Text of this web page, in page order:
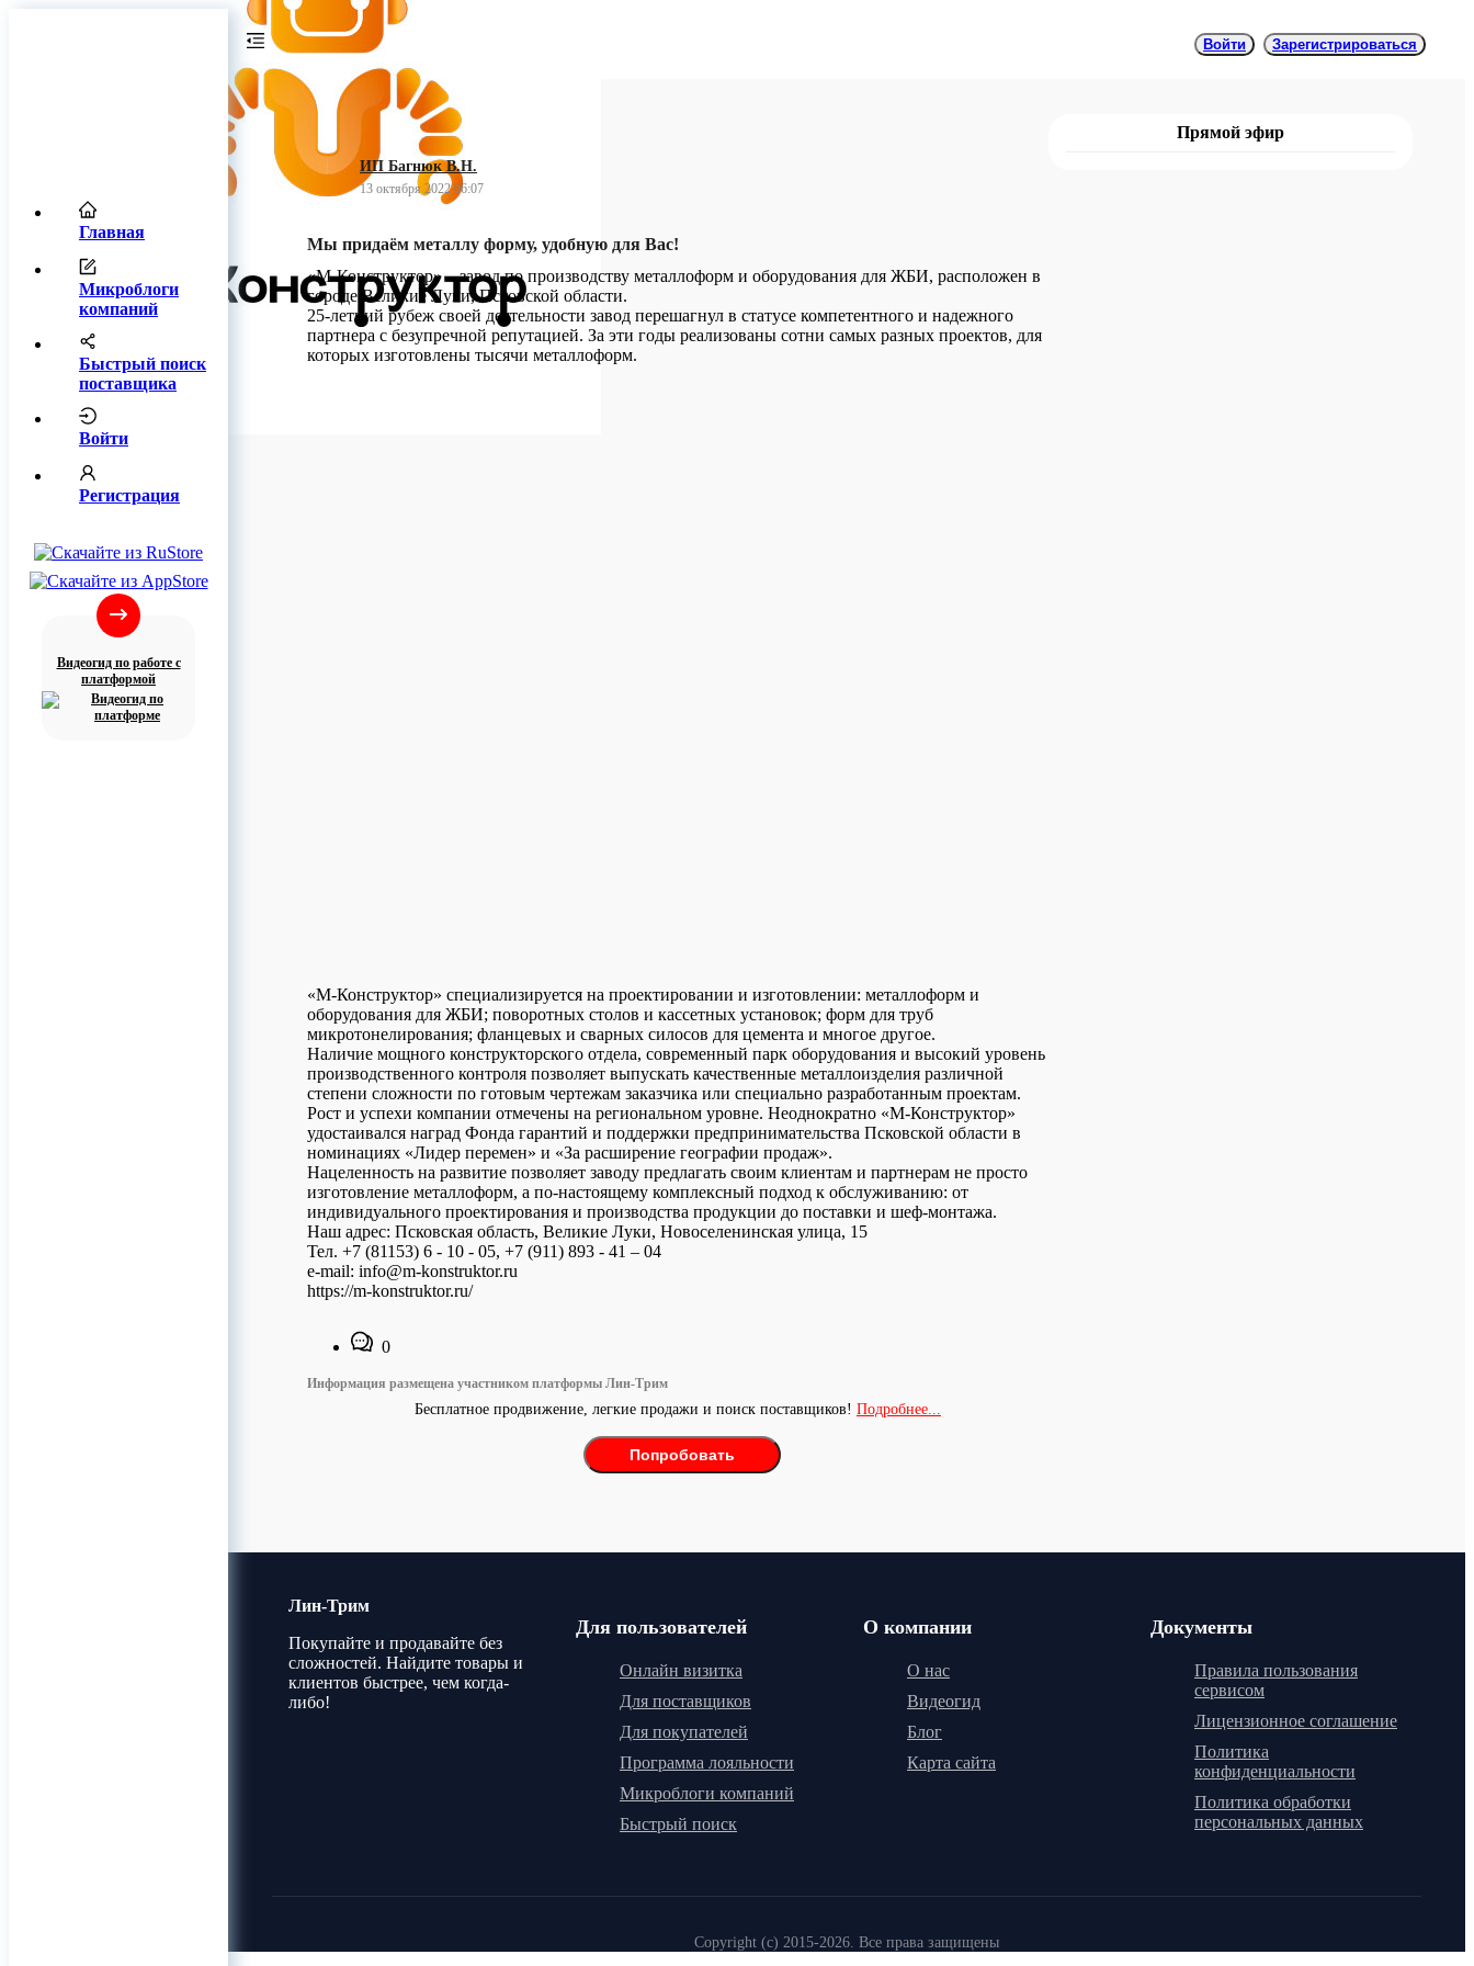
Главная
Микроблоги
компаний
Быстрый поиск
поставщика
Войти
Регистрация
Видеогид по работе с
платформой
Войти Зарегистрироваться
ИП Багнюк В.Н.
13 октября 2022 06:07
Мы придаём металлу форму, удобную для Вас!
«М-Конструктор» – завод по производству металлоформ и оборудования для ЖБИ, расположен в
городе Великие Луки, Псковской области.
25-летний рубеж своей деятельности завод перешагнул в статусе компетентного и надежного
партнера с безупречной репутацией. За эти годы реализованы сотни самых разных проектов, для
которых изготовлены тысячи металлоформ.
«М-Конструктор» специализируется на проектировании и изготовлении: металлоформ и
оборудования для ЖБИ; поворотных столов и кассетных установок; форм для труб
микротонелирования; фланцевых и сварных силосов для цемента и многое другое.
Наличие мощного конструкторского отдела, современный парк оборудования и высокий уровень
производственного контроля позволяет выпускать качественные металлоизделия различной
степени сложности по готовым чертежам заказчика или специально разработанным проектам.
Рост и успехи компании отмечены на региональном уровне. Неоднократно «М-Конструктор»
удостаивался наград Фонда гарантий и поддержки предпринимательства Псковской области в
номинациях «Лидер перемен» и «За расширение географии продаж».
Нацеленность на развитие позволяет заводу предлагать своим клиентам и партнерам не просто
изготовление металлоформ, а по-настоящему комплексный подход к обслуживанию: от
индивидуального проектирования и производства продукции до поставки и шеф-монтажа.
Наш адрес: Псковская область, Великие Луки, Новоселенинская улица, 15
Тел. +7 (81153) 6 - 10 - 05, +7 (911) 893 - 41 – 04
e-mail: info@m-konstruktor.ru
https://m-konstruktor.ru/
0
Информация размещена участником платформы Лин-Трим
Бесплатное продвижение, легкие продажи и поиск поставщиков! Подробнее...
Попробовать
Прямой эфир
Лин-Трим
Покупайте и продавайте без
сложностей. Найдите товары и
клиентов быстрее, чем когда-
либо!
Для пользователей
Онлайн визитка
Для поставщиков
Для покупателей
Программа лояльности
Микроблоги компаний
Быстрый поиск
О компании
О нас
Видеогид
Блог
Карта сайта
Документы
Правила пользования
сервисом
Лицензионное соглашение
Политика
конфиденциальности
Политика обработки
персональных данных
Copyright (c) 2015-2026. Все права защищены